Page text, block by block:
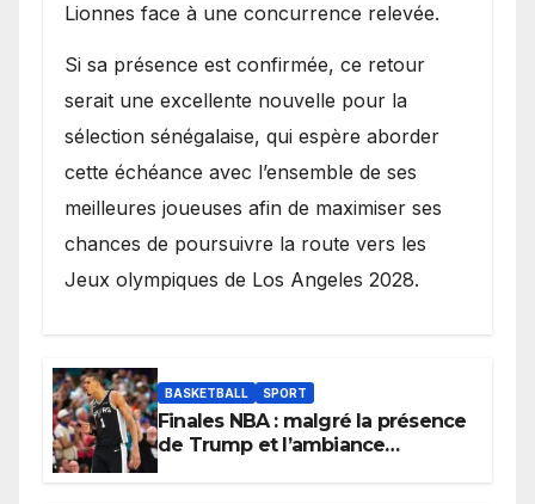
Lionnes face à une concurrence relevée.
Si sa présence est confirmée, ce retour
serait une excellente nouvelle pour la
sélection sénégalaise, qui espère aborder
cette échéance avec l’ensemble de ses
meilleures joueuses afin de maximiser ses
chances de poursuivre la route vers les
Jeux olympiques de Los Angeles 2028.
BASKETBALL SPORT
Finales NBA : malgré la présence
de Trump et l’ambiance